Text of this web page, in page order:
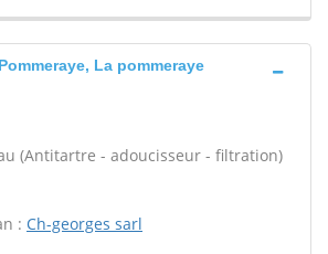
La pommeraye
(Antitartre - adoucisseur - filtration)
: Ch-georges sarl